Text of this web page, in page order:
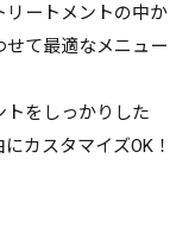
ートメントの中か
せて最適なメニュー
トをしっかりした
カスタマイズOK！